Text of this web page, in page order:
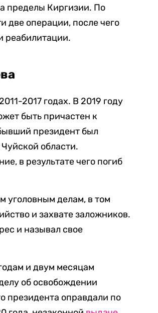
пределы Киргизии. По
две операции, после чего
реабилитации.
2017 годах. В 2019 году
быть причастен к
президент был
области.
в результате чего погиб
уголовным делам, в том
и захвате заложников.
и называл свое
и двум месяцам
об освобождении
президента оправдали по